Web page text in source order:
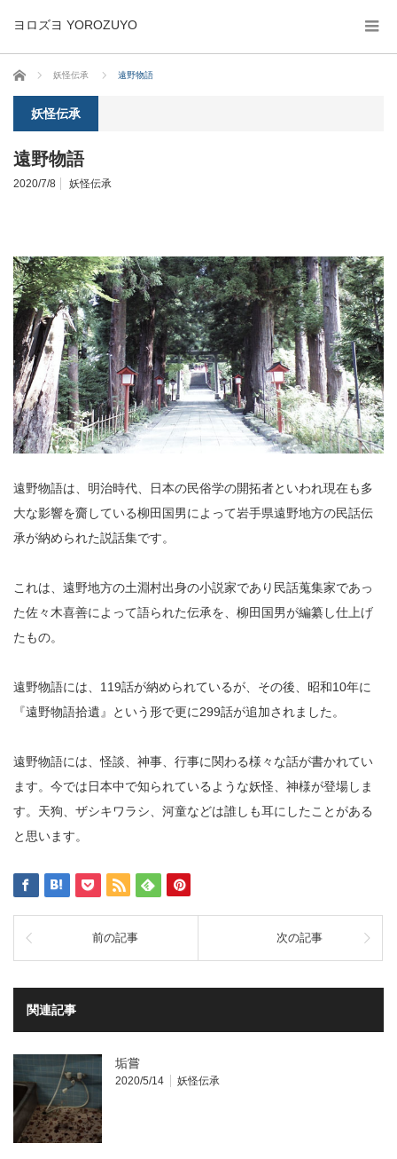
ヨロズヨ YOROZUYO
ホーム 妖怪伝承 遠野物語
妖怪伝承
遠野物語
2020/7/8 妖怪伝承
遠野物語は、明治時代、日本の民俗学の開拓者といわれ現在も多
大な影響を齎している柳田国男によって岩手県遠野地方の民話伝
承が納められた説話集です。
これは、遠野地方の土淵村出身の小説家であり民話蒐集家であっ
た佐々木喜善によって語られた伝承を、柳田国男が編纂し仕上げ
たもの。
遠野物語には、119話が納められているが、その後、昭和10年に
『遠野物語拾遺』という形で更に299話が追加されました。
遠野物語には、怪談、神事、行事に関わる様々な話が書かれてい
ます。今では日本中で知られているような妖怪、神様が登場しま
す。天狗、ザシキワラシ、河童などは誰しも耳にしたことがある
と思います。
前の記事 次の記事
関連記事
垢嘗
2020/5/14 妖怪伝承